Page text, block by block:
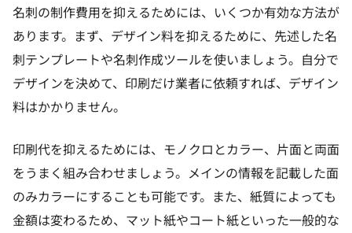
名刺の制作費用を抑えるためには、いくつか有効な方法が
あります。まず、デザイン料を抑えるために、先述した名
刺テンプレートや名刺作成ツールを使いましょう。自分で
デザインを決めて、印刷だけ業者に依頼すれば、デザイン
料はかかりません。
印刷代を抑えるためには、モノクロとカラー、片面と両面
をうまく組み合わせましょう。メインの情報を記載した面
のみカラーにすることも可能です。また、紙質によっても
金額は変わるため、マット紙やコート紙といった一般的な